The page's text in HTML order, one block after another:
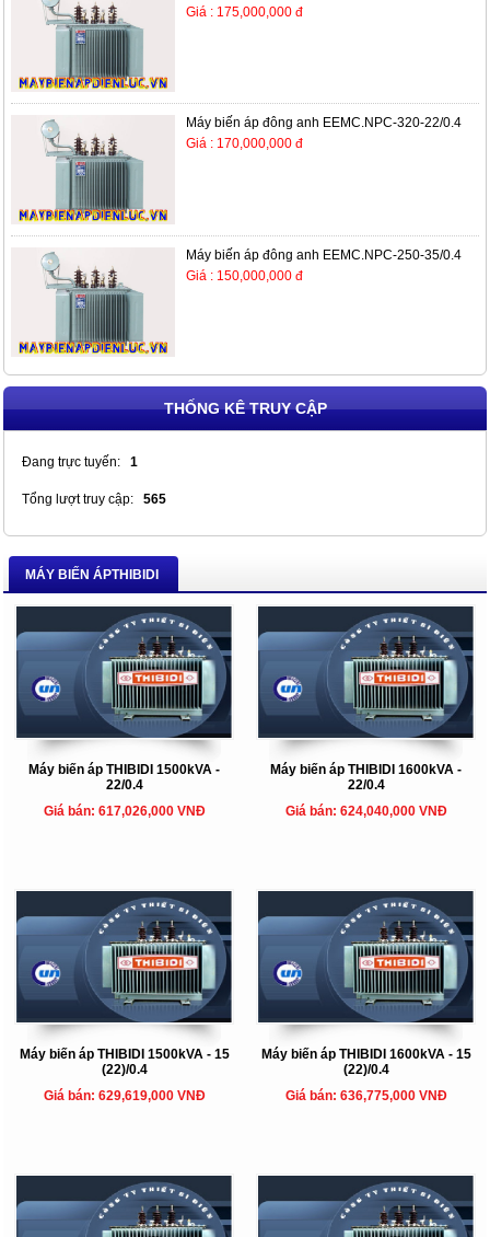
Giá : 175,000,000 đ
Máy biến áp đông anh EEMC.NPC-320-22/0.4
Giá : 170,000,000 đ
Máy biến áp đông anh EEMC.NPC-250-35/0.4
Giá : 150,000,000 đ
THỐNG KÊ TRUY CẬP
Đang trực tuyến: 1
Tổng lượt truy cập: 565
MÁY BIẾN ÁPTHIBIDI
Máy biến áp THIBIDI 1500kVA -
22/0.4
Giá bán: 617,026,000 VNĐ
Máy biến áp THIBIDI 1600kVA -
22/0.4
Giá bán: 624,040,000 VNĐ
Máy biến áp THIBIDI 1500kVA - 15
(22)/0.4
Giá bán: 629,619,000 VNĐ
Máy biến áp THIBIDI 1600kVA - 15
(22)/0.4
Giá bán: 636,775,000 VNĐ